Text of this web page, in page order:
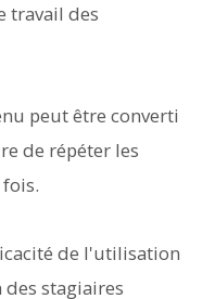
travail des
peut être converti
de répéter les
de l'utilisation
stagiaires